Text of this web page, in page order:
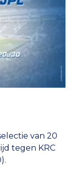
van 20
tegen KRC